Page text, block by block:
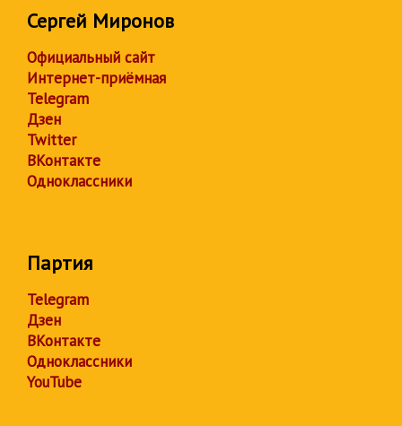
Сергей Миронов
Официальный сайт
Интернет-приёмная
Telegram
Дзен
Twitter
ВКонтакте
Одноклассники
Партия
Telegram
Дзен
ВКонтакте
Одноклассники
YouTube